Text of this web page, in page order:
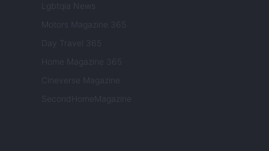
Lgbtqia News
Motors Magazine 365
Day Travel 365
Home Magazine 365
Cineverse Magazine
SecondHomeMagazine